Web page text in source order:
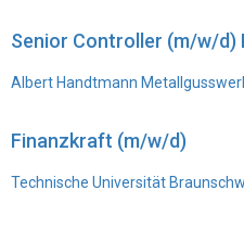
Senior Controller (m/w/d)
Albert Handtmann
Finanzkraft (m/w/d)
Technische Universität